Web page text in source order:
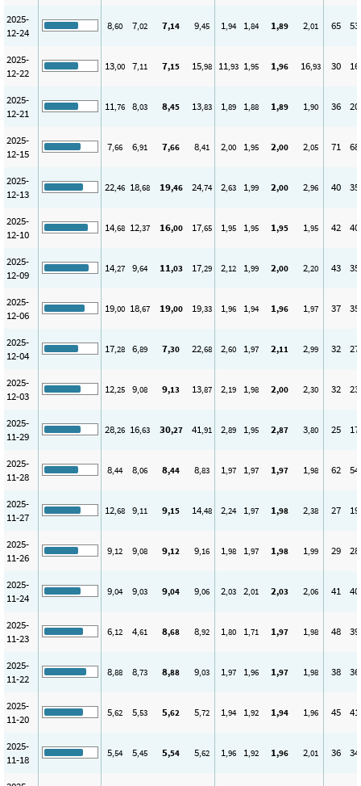
2025-
12-24
8,60 7,02 7,14 9,45 1,94 1,84 1,89 2,01 65 53
2025-
12-22
13,00 7,11 7,15 15,98 11,93 1,95 1,96 16,93 30 16
2025-
12-21
11,76 8,03 8,45 13,83 1,89 1,88 1,89 1,90 36 20
2025-
12-15
7,66 6,91 7,66 8,41 2,00 1,95 2,00 2,05 71 68
2025-
12-13
22,46 18,68 19,46 24,74 2,63 1,99 2,00 2,96 40 35
2025-
12-10
14,68 12,37 16,00 17,65 1,95 1,95 1,95 1,95 42 40
2025-
12-09
14,27 9,64 11,03 17,29 2,12 1,99 2,00 2,20 43 35
2025-
12-06
19,00 18,67 19,00 19,33 1,96 1,94 1,96 1,97 37 35
2025-
12-04
17,28 6,89 7,30 22,68 2,60 1,97 2,11 2,99 32 27
2025-
12-03
12,25 9,08 9,13 13,87 2,19 1,98 2,00 2,30 32 23
2025-
11-29
28,26 16,63 30,27 41,91 2,89 1,95 2,87 3,80 25 17
2025-
11-28
8,44 8,06 8,44 8,83 1,97 1,97 1,97 1,98 62 54
2025-
11-27
12,68 9,11 9,15 14,48 2,24 1,97 1,98 2,38 27 19
2025-
11-26
9,12 9,08 9,12 9,16 1,98 1,97 1,98 1,99 29 28
2025-
11-24
9,04 9,03 9,04 9,06 2,03 2,01 2,03 2,06 41 40
2025-
11-23
6,12 4,61 8,68 8,92 1,80 1,71 1,97 1,98 48 39
2025-
11-22
8,88 8,73 8,88 9,03 1,97 1,96 1,97 1,98 38 36
2025-
11-20
5,62 5,53 5,62 5,72 1,94 1,92 1,94 1,96 45 41
2025-
11-18
5,54 5,45 5,54 5,62 1,96 1,92 1,96 2,01 36 34